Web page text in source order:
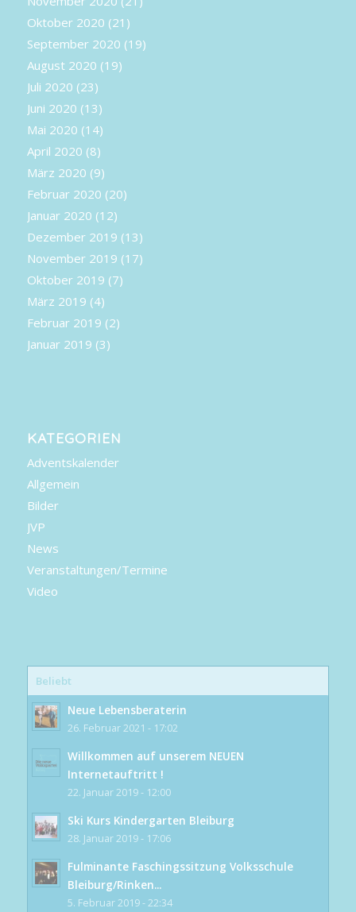
Oktober 2020 (21)
September 2020 (19)
August 2020 (19)
Juli 2020 (23)
Juni 2020 (13)
Mai 2020 (14)
April 2020 (8)
März 2020 (9)
Februar 2020 (20)
Januar 2020 (12)
Dezember 2019 (13)
November 2019 (17)
Oktober 2019 (7)
März 2019 (4)
Februar 2019 (2)
Januar 2019 (3)
KATEGORIEN
Adventskalender
Allgemein
Bilder
JVP
News
Veranstaltungen/Termine
Video
Beliebt
Neue Lebensberaterin
26. Februar 2021 - 17:02
Willkommen auf unserem NEUEN
Internetauftritt !
22. Januar 2019 - 12:00
Ski Kurs Kindergarten Bleiburg
28. Januar 2019 - 17:06
Fulminante Faschingssitzung Volksschule
Bleiburg/Rinken...
5. Februar 2019 - 22:34